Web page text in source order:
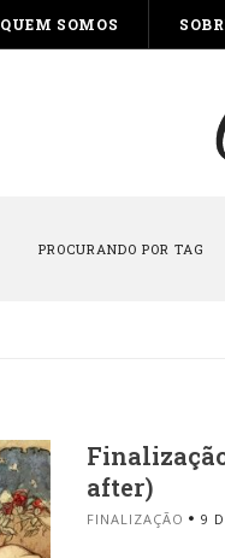
QUEM SOMOS
PROCURANDO POR TAG
after)
FINALIZAÇÃO 9